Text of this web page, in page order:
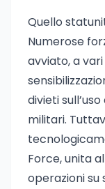
Quello
Numerose
avviato, a
divieti
militari.
Force, unita
operazioni su